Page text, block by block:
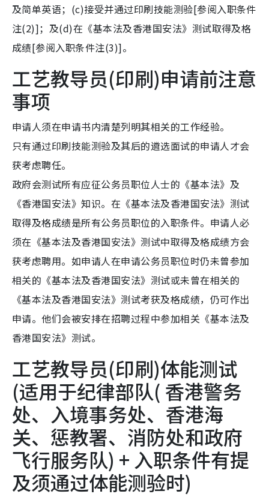
及简单英语；(c)接受并通过印刷技能测验[参阅入职条件
注(2)]；及(d)在《基本法及香港国安法》测试取得及格
成绩[参阅入职条件注(3)]。
工艺教导员(印刷)申请前注意
事项
申请人须在申请书内清楚列明其相关的工作经验。
只有通过印刷技能测验及其后的遴选面试的申请人才会
获考虑聘任。
政府会测试所有应征公务员职位人士的《基本法》及
《香港国安法》知识。在《基本法及香港国安法》测试
取得及格成绩是所有公务员职位的入职条件。申请人必
须在《基本法及香港国安法》测试中取得及格成绩方会
获考虑聘用。如申请人在申请公务员职位时仍未曾参加
相关的《基本法及香港国安法》测试或未曾在相关的
《基本法及香港国安法》测试考获及格成绩，仍可作出
申请。他们会被安排在招聘过程中参加相关《基本法及
香港国安法》测试。
工艺教导员(印刷)体能测试
(适用于纪律部队( 香港警务
处、入境事务处、香港海
关、惩教署、消防处和政府
飞行服务队) + 入职条件有提
及须通过体能测验时)